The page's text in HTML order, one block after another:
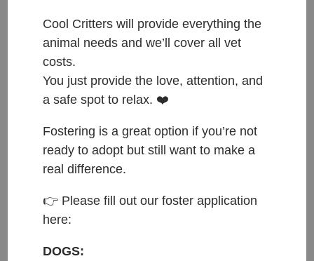
Boleslavi Váha: 2 kg Miranda je ADOPTOVANÁ ❤ Blackie
hledá domov ❤ Blackie, kocourek, 4.5 měsíce starý. Je
čipovaný, očkovaný, FIV a FeLV negativní. Za tři týdny ho
čeká kastrace. Blackie je velmi mazlivý...
Cool Critters will provide everything the
animal needs and we’ll cover all vet
costs.
You just provide the love, attention, and
a safe spot to relax. ❤️
Fostering is a great option if you’re not
ready to adopt but still want to make a
real difference.
👉 Please fill out our foster application
here:
DOGS: